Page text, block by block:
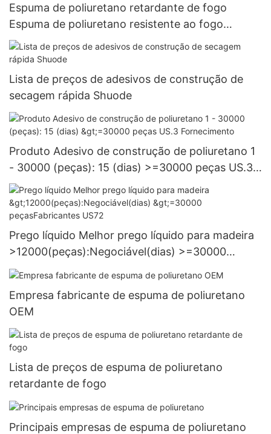
Espuma de poliuretano retardante de fogo
Espuma de poliuretano resistente ao fogo
>15000 (peças): negociável (dias) 6000-29999
peças EUA.0 Fornecimento
Lista de preços de adesivos de construção de
secagem rápida Shuode
Produto Adesivo de construção de poliuretano 1
- 30000 (peças): 15 (dias) >=30000 peças US.3
Fornecimento
Prego líquido Melhor prego líquido para madeira
>12000(peças):Negociável(dias) >=30000
peçasFabricantes US72
Empresa fabricante de espuma de poliuretano
OEM
Lista de preços de espuma de poliuretano
retardante de fogo
Principais empresas de espuma de poliuretano